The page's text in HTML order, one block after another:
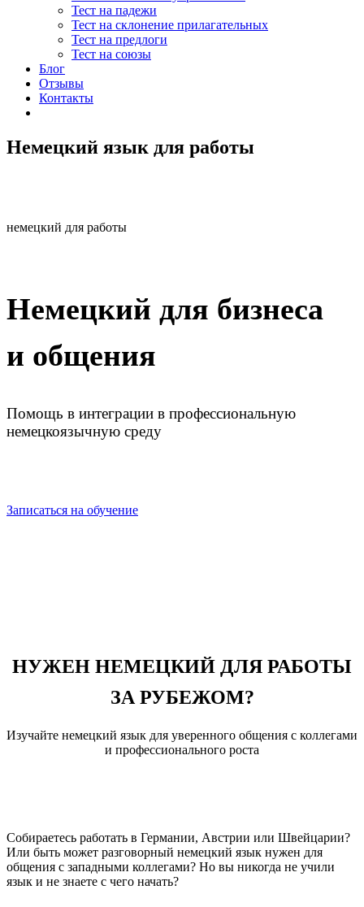
Тест на падежи
Тест на склонение прилагательных
Тест на предлоги
Тест на союзы
Блог
Отзывы
Контакты
Немецкий язык для работы
немецкий для работы
Немецкий для бизнеса
и общения
Помощь в интеграции в профессиональную
немецкоязычную среду
Записаться на обучение
НУЖЕН НЕМЕЦКИЙ ДЛЯ РАБОТЫ
ЗА РУБЕЖОМ?
Изучайте немецкий язык для уверенного общения с коллегами
и профессионального роста
Собираетесь работать в Германии, Австрии или Швейцарии?
Или быть может разговорный немецкий язык нужен для
общения с западными коллегами? Но вы никогда не учили
язык и не знаете с чего начать?